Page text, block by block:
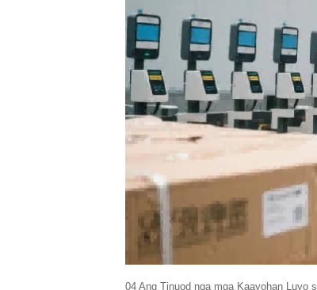
04 Ang Tinuod nga mga Kaayohan Luyo